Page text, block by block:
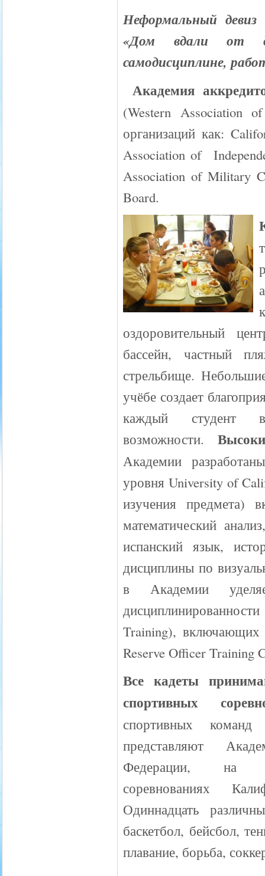
Неформальный
«Дом вдали от
самодисциплине,
Академия
(Western Association
организаций как:
Association of
Association of Military
Board.
оздоровительный
бассейн, частный
стрельбище.
учёбе создает
каждый студент
возможности.
Академии
уровня University of
изучения предмета)
математический
испанский язык,
дисциплины по
в Академии
Training), включающих
Reserve Officer Training
Все кадеты
спортивных
спортивных
представляют
Федерации, на
соревнованиях
Одиннадцать
баскетбол, бейсбол,
плавание, борьба,